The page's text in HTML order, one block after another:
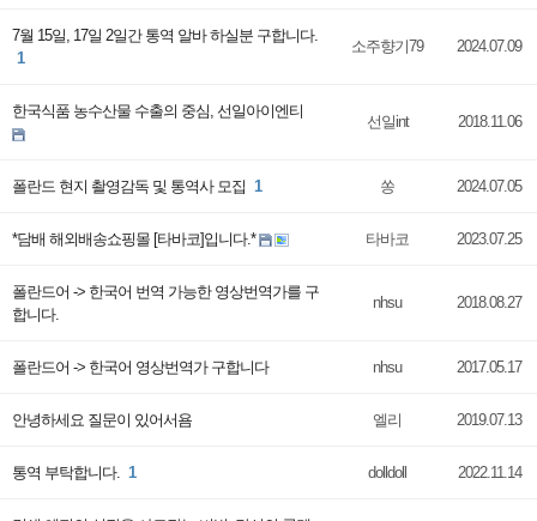
7월 15일, 17일 2일간 통역 알바 하실분 구합니다.
1
소주향기79 2024.07.09
한국식품 농수산물 수출의 중심, 선일아이엔티
선일int 2018.11.06
폴란드 현지 촬영감독 및 통역사 모집 1 쏭 2024.07.05
*담배 해외배송쇼핑몰 [타바코]입니다.* 타바코 2023.07.25
폴란드어 -> 한국어 번역 가능한 영상번역가를 구
합니다.
nhsu 2018.08.27
폴란드어 -> 한국어 영상번역가 구합니다 nhsu 2017.05.17
안녕하세요 질문이 있어서욤 엘리 2019.07.13
통역 부탁합니다. 1 dolldoll 2022.11.14